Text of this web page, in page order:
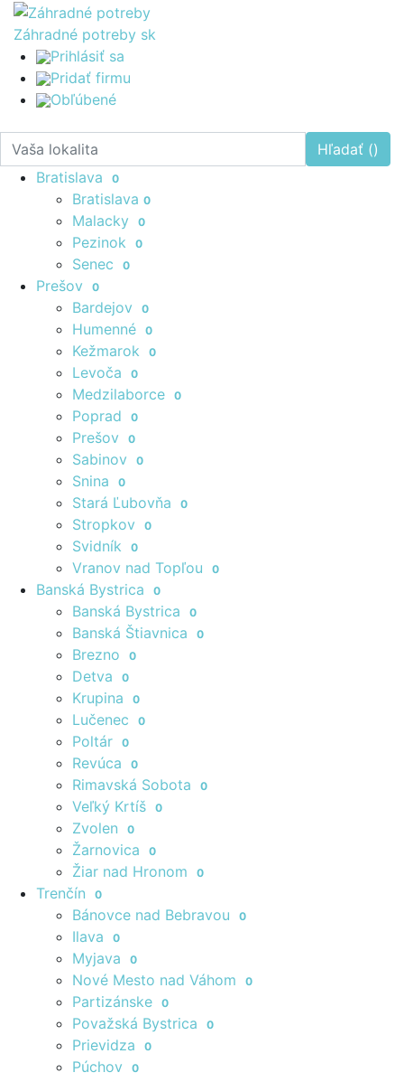
Záhradné potreby sk
Prihlásiť sa
Pridať firmu
Obľúbené
Hľadať ()
Bratislava
0
Bratislava 0
Malacky 0
Pezinok 0
Senec 0
Prešov 0
Bardejov 0
Humenné 0
Kežmarok 0
Levoča 0
Medzilaborce 0
Poprad 0
Prešov 0
Sabinov 0
Snina 0
Stará Ľubovňa 0
Stropkov 0
Svidník 0
Vranov nad Topľou 0
Banská Bystrica 0
Banská Bystrica 0
Banská Štiavnica 0
Brezno 0
Detva 0
Krupina 0
Lučenec 0
Poltár 0
Revúca 0
Rimavská Sobota 0
Veľký Krtíš 0
Zvolen 0
Žarnovica 0
Žiar nad Hronom 0
Trenčín 0
Bánovce nad Bebravou 0
Ilava 0
Myjava 0
Nové Mesto nad Váhom 0
Partizánske 0
Považská Bystrica 0
Prievidza 0
Púchov 0